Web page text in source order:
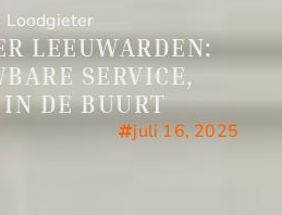
Loodgieter
LEEUWARDEN:
SERVICE,
IN DE BUURT
juli 16, 2025